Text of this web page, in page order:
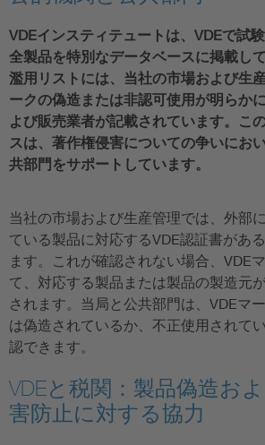
VDEインスティテュートは、VDEで試
全製品を特別なデータベースに掲載し
濫用リストには、当社の市場および生
ークの偽造または非認可使用が明らか
よび販売業者が記載されています。こ
スは、著作権侵害についての争いにお
共部門をサポートしています。
当社の市場および生産管理では、外部
ている製品に対応するVDE認証書があ
ます。これが確認されない場合、VDE
て、対応する製品または製品の製造元
されます。当局と公共部門は、VDEマ
は偽造されているか、不正使用されて
認できます。
VDEと税関：製品偽造お
害防止に対する協力